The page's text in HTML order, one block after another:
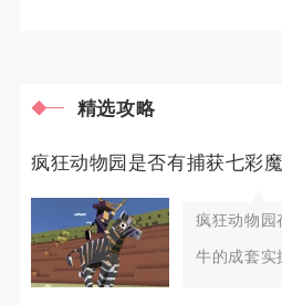
精选攻略
疯狂动物园
牛的成套实